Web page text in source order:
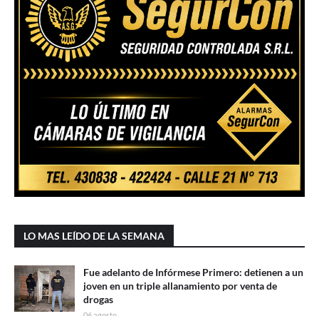
LO MAS LEÍDO DE LA SEMANA
Fue adelanto de Infórmese Primero: detienen a un
joven en un triple allanamiento por venta de
drogas